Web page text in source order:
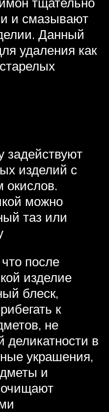
и смазывают
Данный
удаления как
задействуют
изделий с
можно
таз или
после
изделие
блеск,
к
не
в
украшения,
и